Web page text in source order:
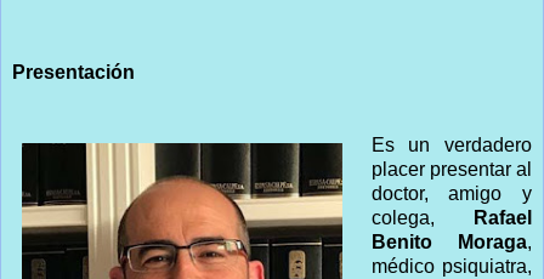
Presentación
Es un verdadero
placer presentar al
doctor, amigo y
colega,
Rafael
Benito Moraga,
médico psiquiatra,